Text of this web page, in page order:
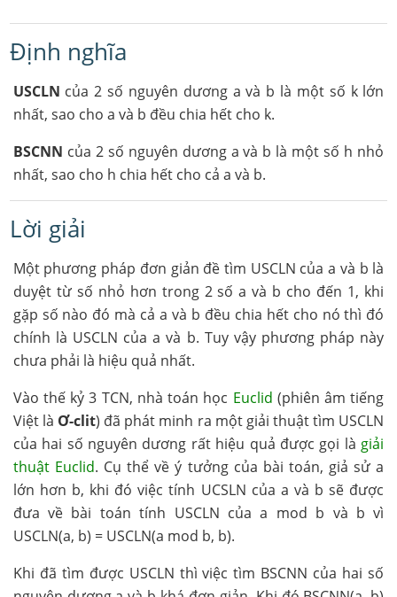
Định nghĩa
USCLN của 2 số nguyên dương a và b là một số k lớn
nhất, sao cho a và b đều chia hết cho k.
BSCNN của 2 số nguyên dương a và b là một số h nhỏ
nhất, sao cho h chia hết cho cả a và b.
Lời giải
Một phương pháp đơn giản đề tìm USCLN của a và b là
duyệt từ số nhỏ hơn trong 2 số a và b cho đến 1, khi
gặp số nào đó mà cả a và b đều chia hết cho nó thì đó
chính là USCLN của a và b. Tuy vậy phương pháp này
chưa phải là hiệu quả nhất.
Vào thế kỷ 3 TCN, nhà toán học Euclid (phiên âm tiếng
Việt là Ơ-clit) đã phát minh ra một giải thuật tìm USCLN
của hai số nguyên dương rất hiệu quả được gọi là giải
thuật Euclid. Cụ thể về ý tưởng của bài toán, giả sử a
lớn hơn b, khi đó việc tính UCSLN của a và b sẽ được
đưa về bài toán tính USCLN của a mod b và b vì
USCLN(a, b) = USCLN(a mod b, b).
Khi đã tìm được USCLN thì việc tìm BSCNN của hai số